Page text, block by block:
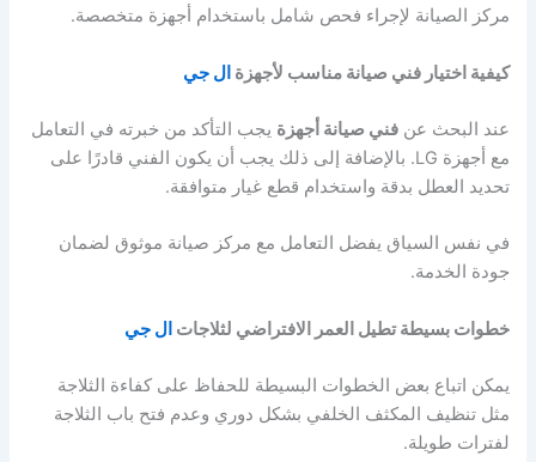
مركز الصيانة لإجراء فحص شامل باستخدام أجهزة متخصصة.
كيفية اختيار فني صيانة مناسب لأجهزة ال جي
عند البحث عنفني صيانة أجهزة يجب التأكد من خبرته في التعامل
مع أجهزة LG. بالإضافة إلى ذلك يجب أن يكون الفني قادرًا على
تحديد العطل بدقة واستخدام قطع غيار متوافقة.
في نفس السياق يفضل التعامل مع مركز صيانة موثوق لضمان
جودة الخدمة.
خطوات بسيطة تطيل العمر الافتراضي لثلاجات ال جي
يمكن اتباع بعض الخطوات البسيطة للحفاظ على كفاءة الثلاجة
مثل تنظيف المكثف الخلفي بشكل دوري وعدم فتح باب الثلاجة
لفترات طويلة.